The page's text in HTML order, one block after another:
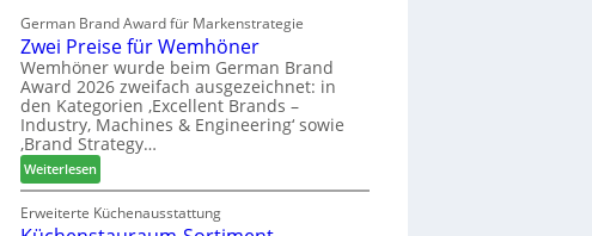
r
t
Z
u
k
u
n
f
t
s
t
F
ü
h
r
u
n
a
v
e
d
i
u
n
d
H
u
German Brand Award für Markenstrategie
Zwei Preise für Wemhöner
Wemhöner wurde beim German Brand
Award 2026 zweifach ausgezeichnet: in
den Kategorien ‚Excellent Brands –
Industry, Machines & Engineering‘ sowie
‚Brand Strategy…
Weiterlesen:
Z
w
e
Erweiterte Küchenausstattung